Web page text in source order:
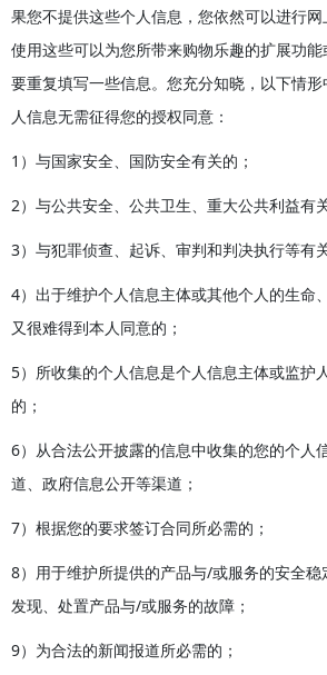
果您不提供这些个人信息，您依然可以进行
使用这些可以为您所带来购物乐趣的扩展功
要重复填写一些信息。您充分知晓，以下情
人信息无需征得您的授权同意：
1）与国家安全、国防安全有关的；
2）与公共安全、公共卫生、重大公共利益有
3）与犯罪侦查、起诉、审判和判决执行等有
4）出于维护个人信息主体或其他个人的生命
又很难得到本人同意的；
5）所收集的个人信息是个人信息主体或监护
的；
6）从合法公开披露的信息中收集的您的个人
道、政府信息公开等渠道；
7）根据您的要求签订合同所必需的；
8）用于维护所提供的产品与/或服务的安全
发现、处置产品与/或服务的故障；
9）为合法的新闻报道所必需的；